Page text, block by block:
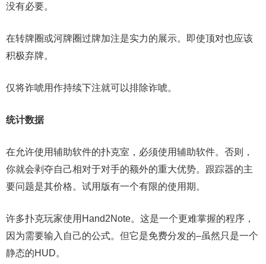
没有必要。
在转牌圈或河牌圈过牌加注是实力的展示。即使顶对也应该
积极弃牌。
仅将诈唬用作持续下注就可以排除诈唬。
统计数据
在允许使用辅助软件的扑克室，必须使用辅助软件。否则，
你就会剥夺自己相对于对手的额外的重大优势。跟踪器的主
要问题是其价格。试用版有一个有限的使用期。
许多扑克玩家使用Hand2Note。这是一个更难掌握的程序，
因为需要输入自己的公式。但它是免费分发的–虽然只是一个
静态的HUD。